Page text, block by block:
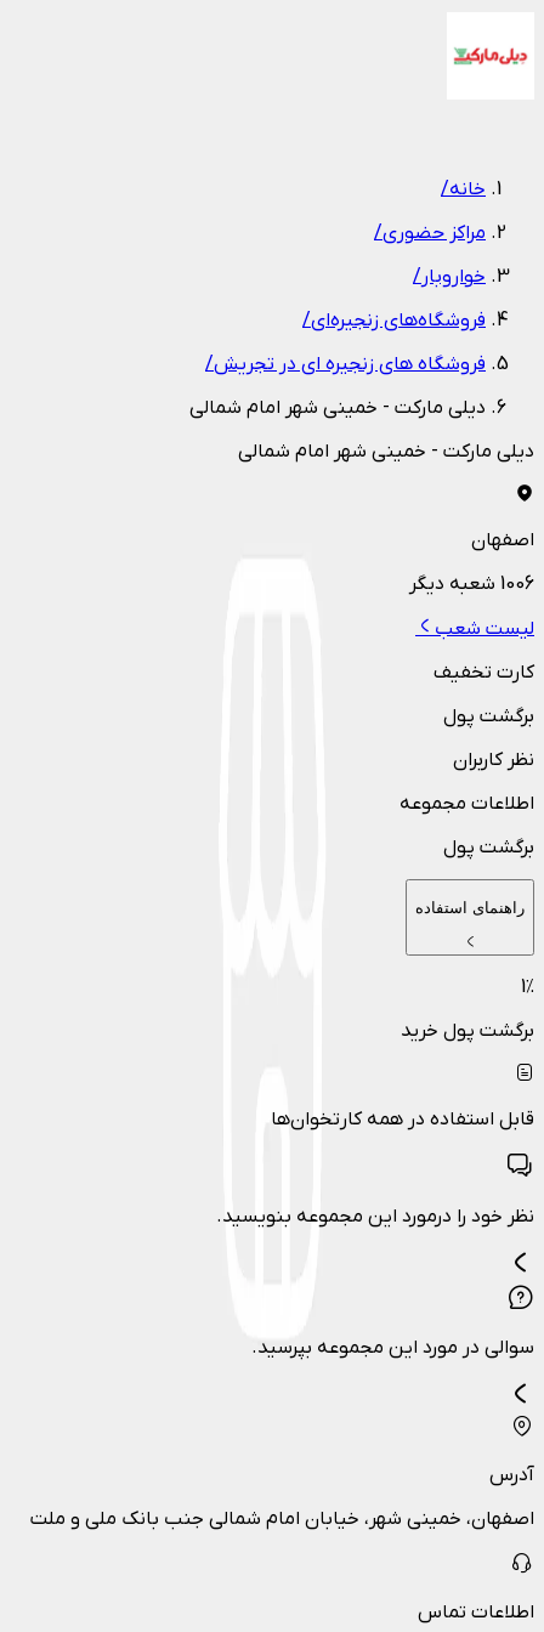
خانه/
مراکز حضوری/
خواروبار/
فروشگاه‌های زنجیره‌ای/
فروشگاه های زنجیره ای در تجریش/
دیلی مارکت - خمینی شهر امام شمالی
دیلی مارکت - خمینی شهر امام شمالی
اصفهان
1006 شعبه دیگر
لیست شعب
کارت تخفیف
برگشت پول
نظر کاربران
اطلاعات مجموعه
برگشت پول
راهنمای استفاده
1٪
برگشت پول خرید
قابل استفاده در همه کارتخوان‌ها
نظر خود را درمورد این مجموعه بنویسید.
سوالی در مورد این مجموعه بپرسید.
آدرس
اصفهان، خمینی شهر، خیابان امام شمالی جنب بانک ملی و ملت
اطلاعات تماس